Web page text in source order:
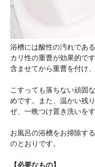
浴槽には酸性の汚れであ
カリ性の重曹が効果的で
含ませてから重曹を付け
こすっても落ちない頑固
めです。また、温かい残
ぜ、一晩つけ置き洗いを
お風呂の浴槽をお掃除す
のとおりです。
【必要なもの】